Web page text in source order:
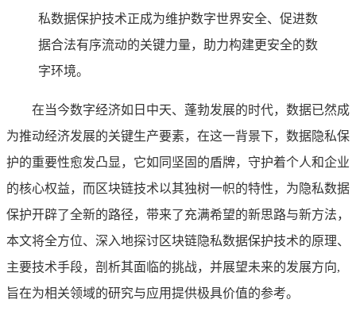
私数据保护技术正成为维护数字世界安全、促进数
据合法有序流动的关键力量，助力构建更安全的数
字环境。
在当今数字经济如日中天、蓬勃发展的时代，数据已然成
为推动经济发展的关键生产要素，在这一背景下，数据隐私保
护的重要性愈发凸显，它如同坚固的盾牌，守护着个人和企业
的核心权益，而区块链技术以其独树一帜的特性，为隐私数据
保护开辟了全新的路径，带来了充满希望的新思路与新方法，
本文将全方位、深入地探讨区块链隐私数据保护技术的原理、
主要技术手段，剖析其面临的挑战，并展望未来的发展方向,
旨在为相关领域的研究与应用提供极具价值的参考。